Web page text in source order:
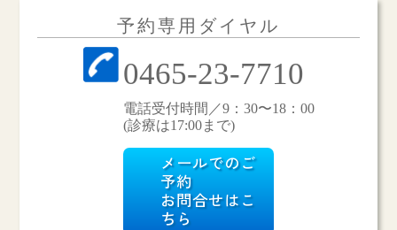
予約専用ダイヤル
0465-23-7710
電話受付時間／9：30〜18：00
(診療は17:00まで)
メールでのご
予約
お問合せはこ
ちら